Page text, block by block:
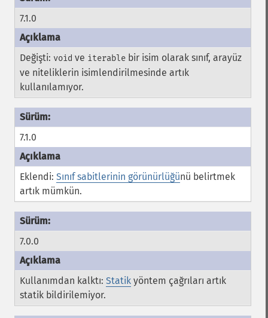
7.1.0
Değişti: void ve iterable bir isim olarak sınıf, arayüz
ve niteliklerin isimlendirilmesinde artık
kullanılamıyor.
7.1.0
Eklendi: Sınıf sabitlerinin görünürlüğünü belirtmek
artık mümkün.
7.0.0
Kullanımdan kalktı: Statik yöntem çağrıları artık
statik bildirilemiyor.